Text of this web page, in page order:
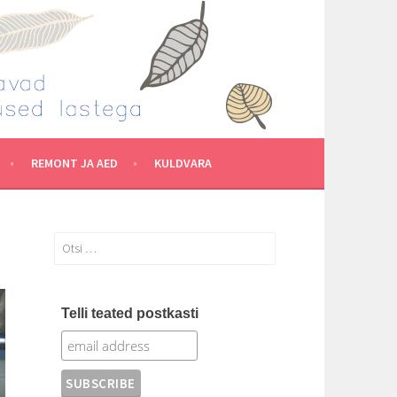
REMONT JA AED KULDVARA
Otsi:
Telli teated postkasti